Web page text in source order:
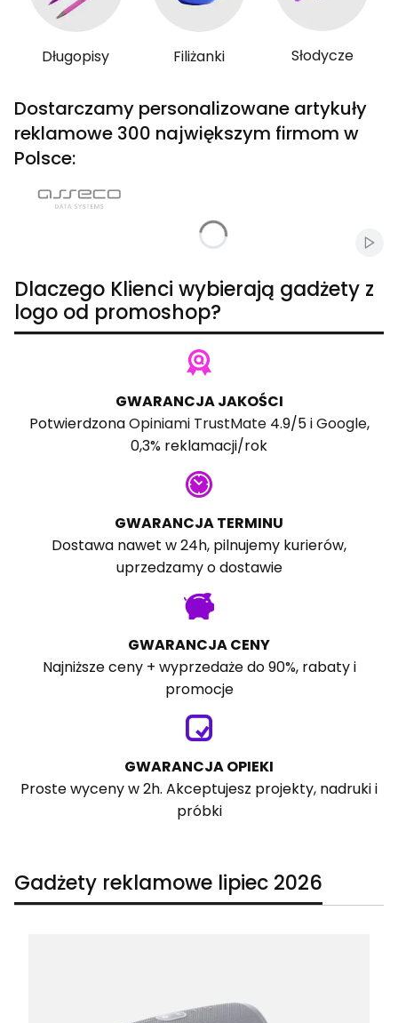
Długopisy Filiżanki Słodycze
Dostarczamy personalizowane artykuły
reklamowe 300 największym firmom w
Polsce:
Dlaczego Klienci wybierają gadżety z
logo od promoshop?
GWARANCJA JAKOŚCI
PotwierdzonaOpiniami TrustMate4.9/5 iGoogle,
0,3% reklamacji/rok
GWARANCJA TERMINU
Dostawa nawet w 24h, pilnujemy kurierów,
uprzedzamy o dostawie
GWARANCJA CENY
Najniższe ceny + wyprzedaże do 90%, rabaty i
promocje
GWARANCJA OPIEKI
Proste wyceny w 2h. Akceptujesz projekty, nadruki i
próbki
Gadżety reklamowe lipiec 2026